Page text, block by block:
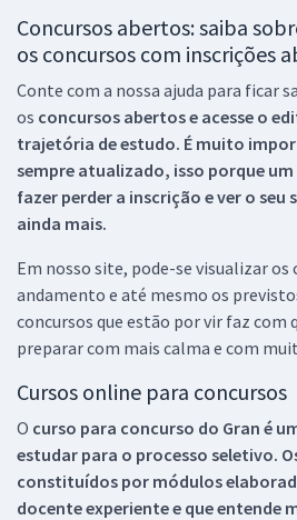
Concursos abertos: saiba
os concursos com inscrições
Conte com a nossa ajuda para ficar
os concursos abertos e acesse o
trajetória de estudo. É muito
sempre atualizado, isso porque
fazer perder a inscrição e ver o seu
ainda mais.
Em nosso site, pode-se visualizar os
andamento e até mesmo os
concursos que estão por vir faz com
preparar com mais calma e com
Cursos online para concursos
O curso para concurso do Gran é
estudar para o processo seletivo.
constituídos por módulos
docente experiente e que entende